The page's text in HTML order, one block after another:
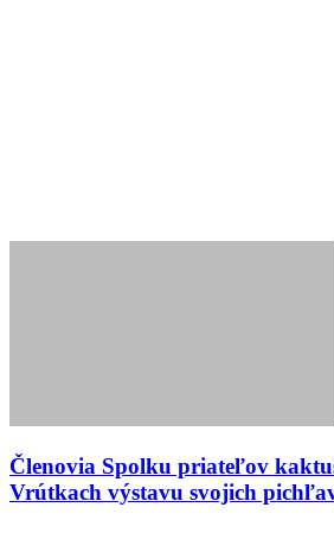
Členovia Spolku priateľov
Vrútkach výstavu svojich